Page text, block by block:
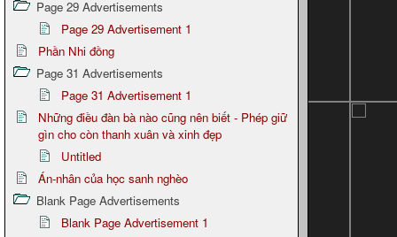
Page 29 Advertisements
Page 29 Advertisement 1
Phần Nhi đồng
Page 31 Advertisements
Page 31 Advertisement 1
Những điều đàn bà nào cũng nên biết - Phép giữ
gìn cho còn thanh xuân và xinh đẹp
Untitled
Án-nhân của học sanh nghèo
Blank Page Advertisements
Blank Page Advertisement 1